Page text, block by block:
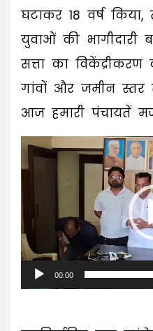
घटाकर 18 वर्ष
युवाओं की भागीदारी
सत्ता का
गांवों और जमीन स्तर
आज हमारी पंचायतें
Video
Player
00:00